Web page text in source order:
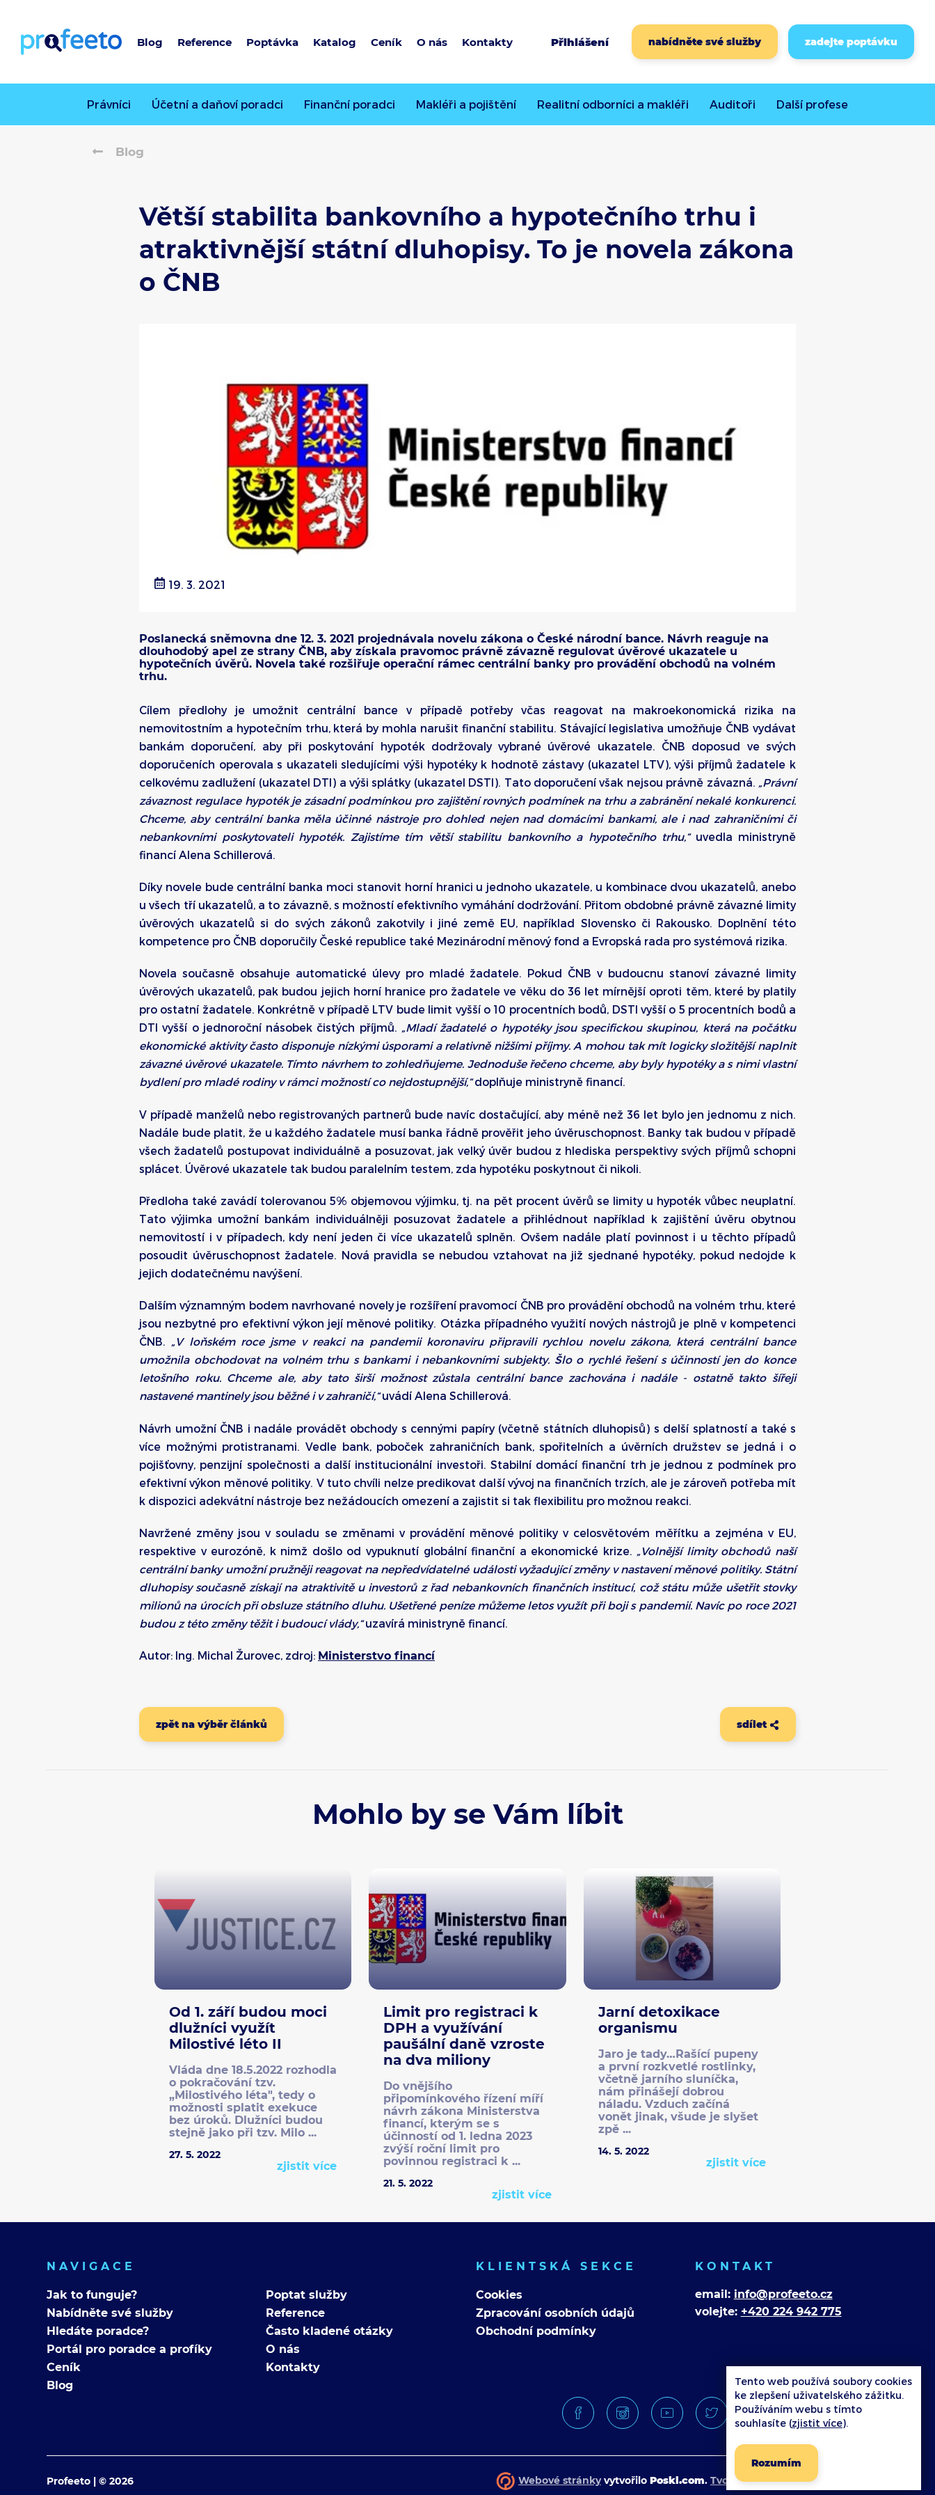
Blog Reference Poptávka Katalog Ceník O nás Kontakty Přihlášení nabídněte své služby zadejte poptávku
Právníci Účetní a daňoví poradci Finanční poradci Makléři a pojištění Realitní odborníci a makléři Auditoři Dalšíprofese
Blog
Větší stabilita bankovního a hypotečního trhu i
atraktivnější státní dluhopisy. To je novela zákona
o ČNB
19. 3. 2021
Poslanecká sněmovna dne 12. 3. 2021 projednávala novelu zákona o České národní bance. Návrh reaguje na
dlouhodobý apel ze strany ČNB, aby získala pravomoc právně závazně regulovat úvěrové ukazatele u
hypotečních úvěrů. Novela také rozšiřuje operační rámec centrální banky pro provádění obchodů na volném
trhu.
Cílem předlohy je umožnit centrální bance v případě potřeby včas reagovat na makroekonomická rizika na
nemovitostním a hypotečním trhu, která by mohla narušit finanční stabilitu. Stávající legislativa umožňuje ČNB vydávat
bankám doporučení, aby při poskytování hypoték dodržovaly vybrané úvěrové ukazatele. ČNB doposud ve svých
doporučeních operovala s ukazateli sledujícími výši hypotéky k hodnotě zástavy (ukazatel LTV), výši příjmů žadatele k
celkovému zadlužení (ukazatel DTI) a výši splátky (ukazatel DSTI). Tato doporučení však nejsou právně závazná.
„Právní
závaznost regulace hypoték je zásadní podmínkou pro zajištění rovných podmínek na trhu a zabránění nekalé konkurenci.
Chceme, aby centrální banka měla účinné nástroje pro dohled nejen nad domácími bankami, ale i nad zahraničními či
nebankovními poskytovateli hypoték. Zajistíme tím větší stabilitu bankovního a hypotečního trhu,“uvedla ministryně
financí Alena Schillerová.
Díky novele bude centrální banka moci stanovit horní hranici u jednoho ukazatele, u kombinace dvou ukazatelů, anebo
u všech tří ukazatelů, a to závazně, s možností efektivního vymáhání dodržování. Přitom obdobné právně závazné limity
úvěrových ukazatelů si do svých zákonů zakotvily i jiné země EU, například Slovensko či Rakousko. Doplnění této
kompetence pro ČNB doporučily České republice také Mezinárodní měnový fond a Evropská rada pro systémová rizika.
Novela současně obsahuje automatické úlevy pro mladé žadatele. Pokud ČNB v budoucnu stanoví závazné limity
úvěrových ukazatelů, pak budou jejich horní hranice pro žadatele ve věku do 36 let mírnější oproti těm, které by platily
pro ostatní žadatele. Konkrétně v případě LTV bude limit vyšší o 10 procentních bodů, DSTI vyšší o 5 procentních bodů a
DTI vyšší o jednoroční násobek čistých příjmů. „Mladí žadatelé o hypotéky jsou specifickou skupinou, která na počátku
ekonomické aktivity často disponuje nízkými úsporami a relativně nižšími příjmy. A mohou tak mít logicky složitější naplnit
závazné úvěrové ukazatele. Tímto návrhem to zohledňujeme. Jednoduše řečeno chceme, aby byly hypotéky a s nimi vlastní
bydlení pro mladé rodiny v rámci možností co nejdostupnější,“doplňuje ministryně financí.
V případě manželů nebo registrovaných partnerů bude navíc dostačující, aby méně než 36 let bylo jen jednomu z nich.
Nadále bude platit, že u každého žadatele musí banka řádně prověřit jeho úvěruschopnost. Banky tak budou v případě
všech žadatelů postupovat individuálně a posuzovat, jak velký úvěr budou z hlediska perspektivy svých příjmů schopni
splácet. Úvěrové ukazatele tak budou paralelním testem, zda hypotéku poskytnout či nikoli.
Předloha také zavádí tolerovanou 5% objemovou výjimku, tj. na pět procent úvěrů se limity u hypoték vůbec neuplatní.
Tato výjimka umožní bankám individuálněji posuzovat žadatele a přihlédnout například k zajištění úvěru obytnou
nemovitostí i v případech, kdy není jeden či více ukazatelů splněn. Ovšem nadále platí povinnost i u těchto případů
posoudit úvěruschopnost žadatele. Nová pravidla se nebudou vztahovat na již sjednané hypotéky, pokud nedojde k
jejich dodatečnému navýšení.
Dalším významným bodem navrhované novely je rozšíření pravomocí ČNB pro provádění obchodů na volném trhu, které
jsou nezbytné pro efektivní výkon její měnové politiky. Otázka případného využití nových nástrojů je plně v kompetenci
ČNB. „V loňském roce jsme v reakci na pandemii koronaviru připravili rychlou novelu zákona, která centrální bance
umožnila obchodovat na volném trhu s bankami i nebankovními subjekty. Šlo o rychlé řešení s účinností jen do konce
letošního roku. Chceme ale, aby tato širší možnost zůstala centrální bance zachována i nadále - ostatně takto šířeji
nastavené mantinely jsou běžné i v zahraničí,“uvádí Alena Schillerová.
Návrh umožní ČNB i nadále provádět obchody s cennými papíry (včetně státních dluhopisů) s delší splatností a také s
více možnými protistranami. Vedle bank, poboček zahraničních bank, spořitelních a úvěrních družstev se jedná i o
pojišťovny, penzijní společnosti a další institucionální investoři. Stabilní domácí finanční trh je jednou z podmínek pro
efektivní výkon měnové politiky. V tuto chvíli nelze predikovat další vývoj na finančních trzích, ale je zároveň potřeba mít
k dispozici adekvátní nástroje bez nežádoucích omezení a zajistit si tak flexibilitu pro možnou reakci.
Navržené změny jsou v souladu se změnami v provádění měnové politiky v celosvětovém měřítku a zejména v EU,
respektive v eurozóně, k nimž došlo od vypuknutí globální finanční a ekonomické krize. „Volnější limity obchodů naší
centrální banky umožní pružněji reagovat na nepředvídatelné události vyžadující změny v nastavení měnové politiky. Státní
dluhopisy současně získají na atraktivitě u investorů z řad nebankovních finančních institucí, což státu může ušetřit stovky
milionů na úrocích při obsluze státního dluhu. Ušetřené peníze můžeme letos využít při boji s pandemií. Navíc po roce 2021
budou z této změny těžit i budoucí vlády,“uzavírá ministryně financí.
Autor: Ing. Michal Žurovec, zdroj: Ministerstvo financí
zpět na výběr článků sdílet
Mohlo by se Vám líbit
Od 1. září budou moci
dlužníci využít
Milostivé léto II
Vláda dne 18.5.2022 rozhodla
o pokračování tzv.
„Milostivého léta", tedy o
možnosti splatit exekuce
bez úroků. Dlužníci budou
stejně jako při tzv. Milo ...
27. 5. 2022
zjistit více
Limit pro registraci k
DPH a využívání
paušální daně vzroste
na dva miliony
Do vnějšího
připomínkového řízení míří
návrh zákona Ministerstva
financí, kterým se s
účinností od 1. ledna 2023
zvýší roční limit pro
povinnou registraci k ...
21. 5. 2022
zjistit více
Jarní detoxikace
organismu
Jaro je tady…Rašící pupeny
a první rozkvetlé rostlinky,
včetně jarního sluníčka,
nám přinášejí dobrou
náladu. Vzduch začíná
vonět jinak, všude je slyšet
zpě ...
14. 5. 2022
zjistit více
NAVIGACE
Jak to funguje?
Nabídněte své služby
Hledáte poradce?
Portál pro poradce a profíky
Ceník
Blog
Poptat služby
Reference
Často kladené otázky
O nás
Kontakty
KLIENTSKÁ SEKCE
Cookies
Zpracování osobních údajů
Obchodní podmínky
KONTAKT
email: info@profeeto.cz
volejte: +420 224 942 775
Profeeto | © 2026 Webové stránkyvytvořilo Poski.com. Tvorba webových stránek
Tento web používá soubory cookies
ke zlepšení uživatelského zážitku.
Používáním webu s tímto
souhlasíte (zjistit více).
Rozumím